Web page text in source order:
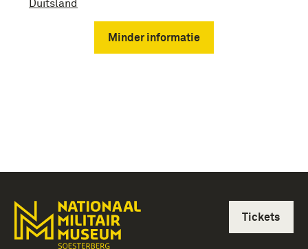
Duitsland
Minder informatie
Tickets